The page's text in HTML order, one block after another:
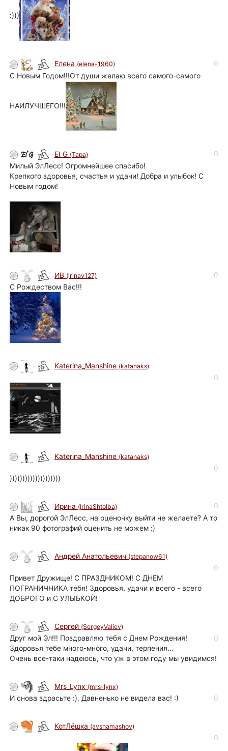
:)))
Елена (elena-1960)
0
С Новым Годом!!!От души желаю всего самого-самого
НАИЛУЧШЕГО!!!
El_G (Tapa)
0
Милый ЭлЛесс! Огромнейшее спасибо!
Крепкого здоровья, счастья и удачи! Добра и улыбок! С
Новым годом!
ИВ (irinav127)
0
С Рождеством Вас!!!
Katerina_Manshine (katanaks)
0
Katerina_Manshine (katanaks)
0
))))))))))))))))))))
Ирина (IrinaShtolba)
0
А Вы, дорогой ЭлЛесс, на оценочку выйти не желаете? А то
никак 90 фотографий оценить не можем :)
Андрей Анатольевич (stepanow61)
0
Привет Дружище! С ПРАЗДНИКОМ! С ДНЕМ
ПОГРАНИЧНИКА тебя! Здоровья, удачи и всего - всего
ДОБРОГО и С УЛЫБКОЙ!
Сергей (SergeyValiev)
0
Друг мой Эл!!! Поздравляю тебя с Днем Рождения!
Здоровья тебе много-много, удачи, терпения...
Очень все-таки надеюсь, что уж в этом году мы увидимся!
Mrs_Lynx (mrs-lynx)
0
И снова здрасьте :). Давненько не видела вас! :)
КотЛёшка (avshamashov)
0